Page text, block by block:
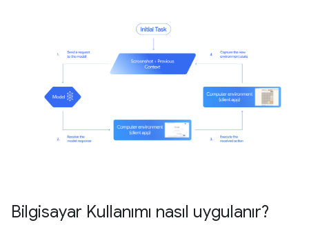
Bilgisayar Kullanımı nasıl uygulanır?